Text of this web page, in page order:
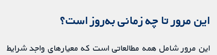
این مرور تا چه زمانی به‌روز‌‌ است؟
این مرور شامل همه مطالعاتی است که معیارهای واجد شرایط